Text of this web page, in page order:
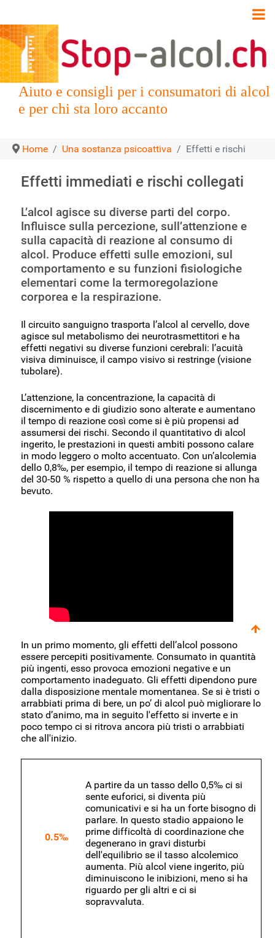
Aiuto e consigli per i consumatori di alcol
e per chi sta loro accanto
Home Una sostanza psicoattiva Effetti e rischi
Effetti immediati e rischi collegati
L’alcol agisce su diverse parti del corpo.
Influisce sulla percezione, sull’attenzione e
sulla capacità di reazione al consumo di
alcol. Produce effetti sulle emozioni, sul
comportamento e su funzioni fisiologiche
elementari come la termoregolazione
corporea e la respirazione.
Il circuito sanguigno trasporta l’alcol al cervello, dove
agisce sul metabolismo dei neurotrasmettitori e ha
effetti negativi su diverse funzioni cerebrali: l’acuità
visiva diminuisce, il campo visivo si restringe (visione
tubolare).
L’attenzione, la concentrazione, la capacità di
discernimento e di giudizio sono alterate e aumentano
il tempo di reazione così come si è più propensi ad
assumersi dei rischi. Secondo il quantitativo di alcol
ingerito, le prestazioni in questi ambiti possono calare
in modo leggero o molto accentuato. Con un’alcolemia
dello 0,8‰, per esempio, il tempo di reazione si allunga
del 30-50 % rispetto a quello di una persona che non ha
bevuto.
In un primo momento, gli effetti dell’alcol possono
essere percepiti positivamente. Consumato in quantità
più ingenti, esso provoca emozioni negative e un
comportamento inadeguato. Gli effetti dipendono pure
dalla disposizione mentale momentanea. Se si è tristi o
arrabbiati prima di bere, un po’ di alcol può migliorare lo
stato d’animo, ma in seguito l'effetto si inverte e in
poco tempo ci si ritrova ancora più tristi o arrabbiati
che all'inizio.
0.5‰
A partire da un tasso dello 0,5‰ ci si
sente euforici, si diventa più
comunicativi e si ha un forte bisogno di
parlare. In questo stadio appaiono le
prime difficoltà di coordinazione che
degenerano in gravi disturbi
dell'equilibrio se il tasso alcolemico
aumenta. Più alcol viene ingerito, più
diminuiscono le inibizioni, meno si ha
riguardo per gli altri e ci si
sopravvaluta.